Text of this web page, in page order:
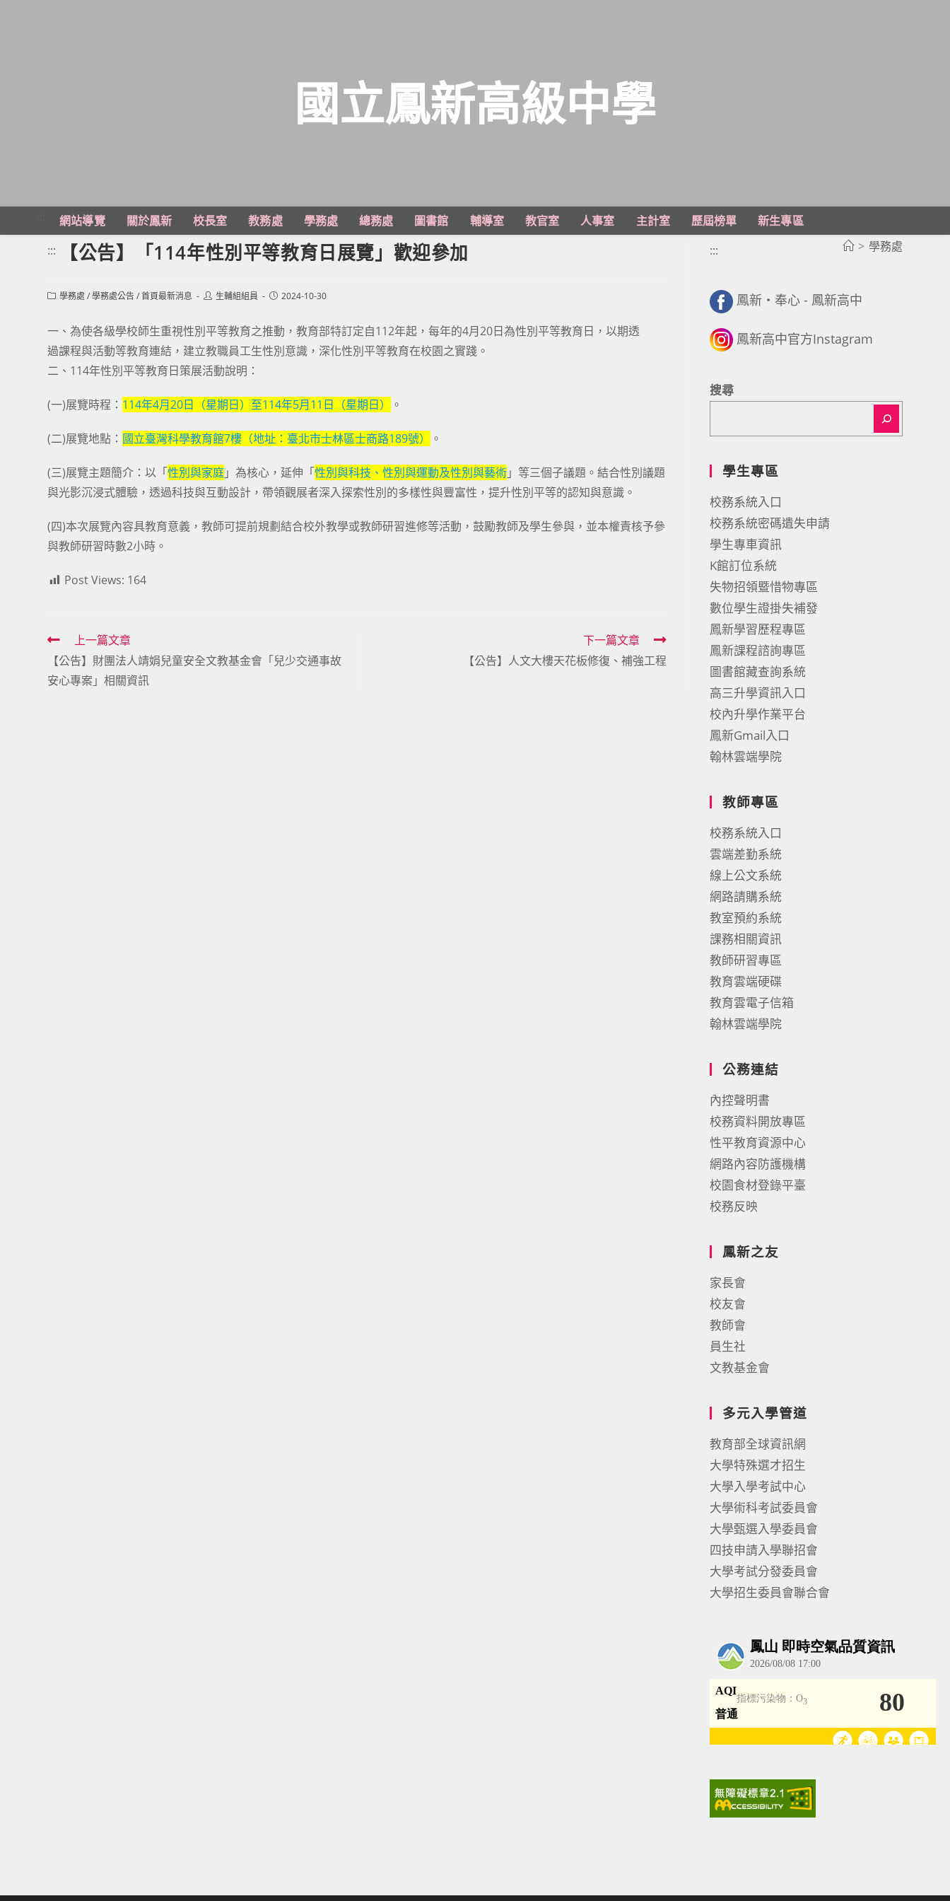
主
國立鳳新高級中學
網站導覽 關於鳳新 校長室 教務處 學務處 總務處 圖書館 輔導室 教官室 人事室 主計室 歷屆榜單
新生專區
> 學務處
::: 【公告】「114年性別平等教育日展覽」歡迎參加
Post學務處 /學務處公告/首頁最新消息
Post生輔組組員
Post2024-10-30
一、為使各級學校師生重視性別平等教育之推動，教育部特訂定自112年起，每年的4月20日為性別平等教育日，以期透
過課程與活動等教育連結，建立教職員工生性別意識，深化性別平等教育在校園之實踐。
二、114年性別平等教育日策展活動說明：
(一)展覽時程： 114年4月20日（星期日）至114年5月11日（星期日） 。
(二)展覽地點： 國立臺灣科學教育館7樓（地址：臺北市士林區士商路189號） 。
(三)展覽主題簡介：以「性別與家庭」為核心，延伸「性別與科技、性別與運動及性別與藝術」等三個子議題。結合性別議題
與光影沉浸式體驗，透過科技與互動設計，帶領觀展者深入探索性別的多樣性與豐富性，提升性別平等的認知與意識。
(四)本次展覽內容具教育意義，教師可提前規劃結合校外教學或教師研習進修等活動，鼓勵教師及學生參與，並本權責核予參
與教師研習時數2小時。
Post Views: 164
Read
more
articles
上一篇文章
【公告】財團法人靖娟兒童安全文教基金會「兒少交通事故
安心專案」相關資訊
下一篇文章
【公告】人文大樓天花板修復、補強工程
:::
鳳新・奉心 - 鳳新高中
鳳新高中官方Instagram
搜尋
學生專區
校務系統入口
校務系統密碼遺失申請
學生專車資訊
K館訂位系統
失物招領暨惜物專區
數位學生證掛失補發
鳳新學習歷程專區
鳳新課程諮詢專區
圖書館藏查詢系統
高三升學資訊入口
校內升學作業平台
鳳新Gmail入口
翰林雲端學院
教師專區
校務系統入口
雲端差勤系統
線上公文系統
網路請購系統
教室預約系統
課務相關資訊
教師研習專區
教育雲端硬碟
教育雲電子信箱
翰林雲端學院
公務連結
內控聲明書
校務資料開放專區
性平教育資源中心
網路內容防護機構
校園食材登錄平臺
校務反映
鳳新之友
家長會
校友會
教師會
員生社
文教基金會
多元入學管道
教育部全球資訊網
大學特殊選才招生
大學入學考試中心
大學術科考試委員會
大學甄選入學委員會
四技申請入學聯招會
大學考試分發委員會
大學招生委員會聯合會